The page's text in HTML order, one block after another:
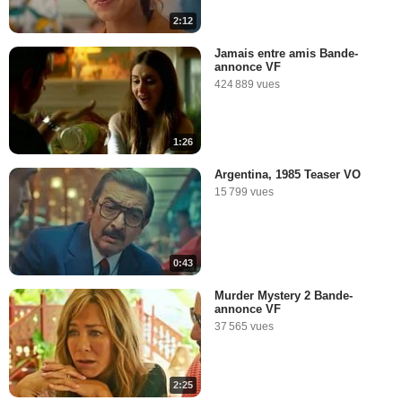
2:12
1:26
Jamais entre amis Bande-
annonce VF
424 889 vues
0:43
Argentina, 1985 Teaser VO
15 799 vues
2:25
Murder Mystery 2 Bande-
annonce VF
37 565 vues